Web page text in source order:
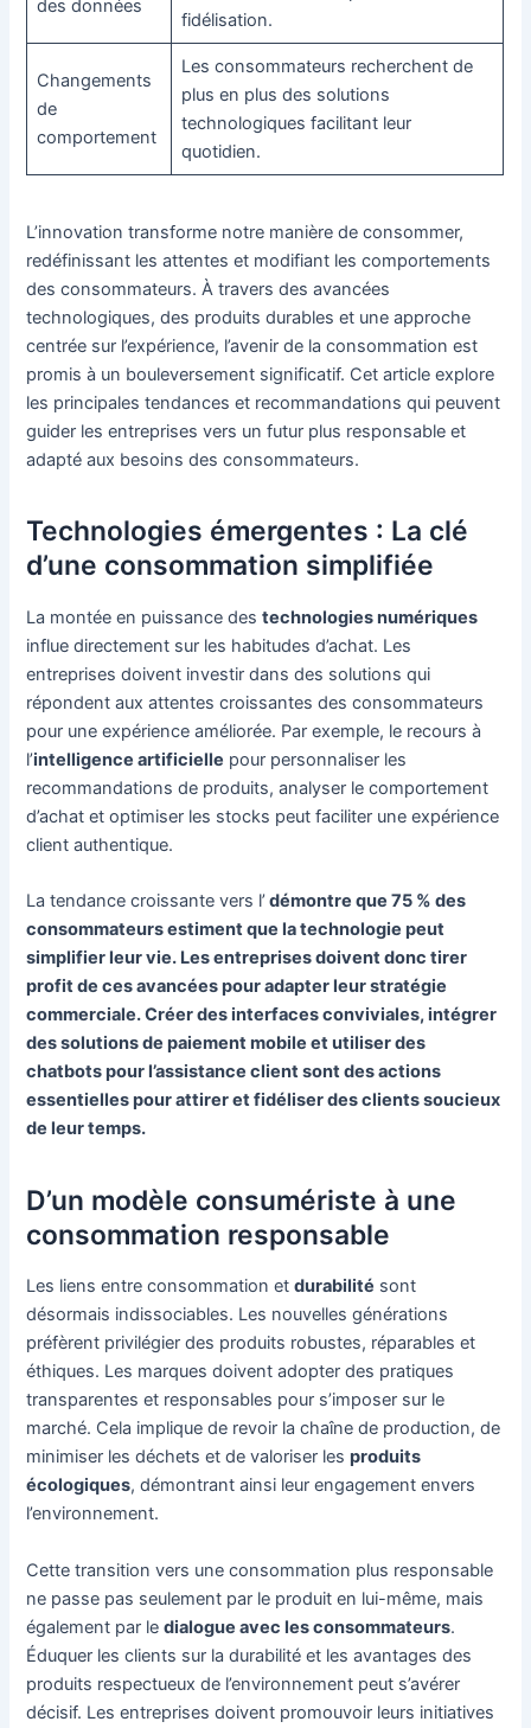
des données
fidélisation.
Changements
de
comportement
Les consommateurs recherchent de
plus en plus des solutions
technologiques facilitant leur
quotidien.
L’innovation transforme notre manière de consommer,
redéfinissant les attentes et modifiant les comportements
des consommateurs. À travers des avancées
technologiques, des produits durables et une approche
centrée sur l’expérience, l’avenir de la consommation est
promis à un bouleversement significatif. Cet article explore
les principales tendances et recommandations qui peuvent
guider les entreprises vers un futur plus responsable et
adapté aux besoins des consommateurs.
Technologies émergentes : La clé
d’une consommation simplifiée
La montée en puissance destechnologies numériques
influe directement sur les habitudes d’achat. Les
entreprises doivent investir dans des solutions qui
répondent aux attentes croissantes des consommateurs
pour une expérience améliorée. Par exemple, le recours à
l’intelligence artificielle pour personnaliser les
recommandations de produits, analyser le comportement
d’achat et optimiser les stocks peut faciliter une expérience
client authentique.
La tendance croissante vers l’démontre que 75 % des
consommateurs estiment que la technologie peut
simplifier leur vie. Les entreprises doivent donc tirer
profit de ces avancées pour adapter leur stratégie
commerciale. Créer des interfaces conviviales, intégrer
des solutions de paiement mobile et utiliser des
chatbots pour l’assistance client sont des actions
essentielles pour attirer et fidéliser des clients soucieux
de leur temps.
D’un modèle consumériste à une
consommation responsable
Les liens entre consommation etdurabilité sont
désormais indissociables. Les nouvelles générations
préfèrent privilégier des produits robustes, réparables et
éthiques. Les marques doivent adopter des pratiques
transparentes et responsables pour s’imposer sur le
marché. Cela implique de revoir la chaîne de production, de
minimiser les déchets et de valoriser lesproduits
écologiques, démontrant ainsi leur engagement envers
l’environnement.
Cette transition vers une consommation plus responsable
ne passe pas seulement par le produit en lui-même, mais
également par ledialogue avec les consommateurs.
Éduquer les clients sur la durabilité et les avantages des
produits respectueux de l’environnement peut s’avérer
décisif. Les entreprises doivent promouvoir leurs initiatives